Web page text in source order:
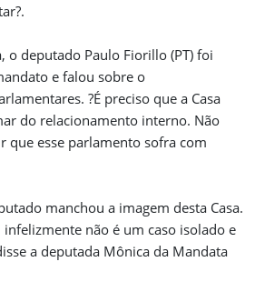
o deputado Paulo Fiorillo (PT) foi
e falou sobre o
?É preciso que a Casa
do relacionamento interno. Não
que esse parlamento sofra com
manchou a imagem desta Casa.
não é um caso isolado e
a deputada Mônica da Mandata